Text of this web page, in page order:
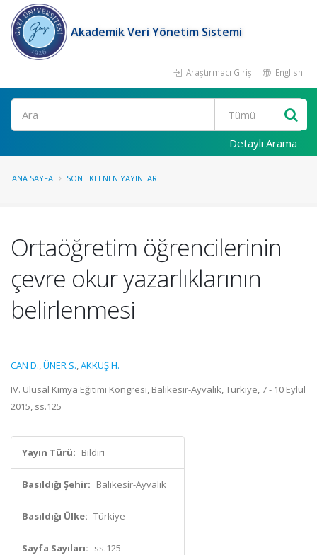
Akademik Veri Yönetim Sistemi
Araştırmacı Girişi English
Ara
Detaylı Arama
ANA SAYFA SON EKLENEN YAYINLAR
Ortaöğretim öğrencilerinin
çevre okur yazarlıklarının
belirlenmesi
CAN D.,ÜNER S.,AKKUŞ H.
IV. Ulusal Kimya Eğitimi Kongresi, Balıkesir-Ayvalık, Türkiye, 7 - 10 Eylül
2015, ss.125
Yayın Türü: Bildiri
Basıldığı Şehir: Balıkesir-Ayvalık
Basıldığı Ülke: Türkiye
Sayfa Sayıları: ss.125